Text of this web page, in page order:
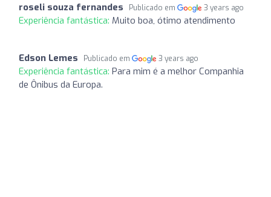
roseli souza fernandes Publicado em 3 years ago
Experiência fantástica: Muito boa, ótimo atendimento
Edson Lemes Publicado em 3 years ago
Experiência fantástica: Para mim é a melhor Companhia
de Ônibus da Europa.